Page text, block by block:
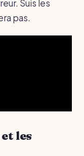
Suis les
pas.
les